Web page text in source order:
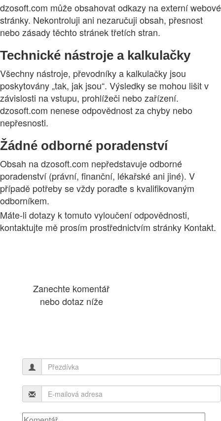
dzosoft.com může obsahovat odkazy na externí webové
stránky. Nekontroluji ani nezaručuji obsah, přesnost
nebo zásady těchto stránek třetích stran.
Technické nástroje a kalkulačky
Všechny nástroje, převodníky a kalkulačky jsou
poskytovány „tak, jak jsou“. Výsledky se mohou lišit v
závislosti na vstupu, prohlížeči nebo zařízení.
dzosoft.com nenese odpovědnost za chyby nebo
nepřesnosti.
Žádné odborné poradenství
Obsah na dzosoft.com nepředstavuje odborné
poradenství (právní, finanční, lékařské ani jiné). V
případě potřeby se vždy poraďte s kvalifikovaným
odborníkem.
Máte-li dotazy k tomuto vyloučení odpovědnosti,
kontaktujte mě prosím prostřednictvím stránky Kontakt.
Zanechte komentář
nebo dotaz níže